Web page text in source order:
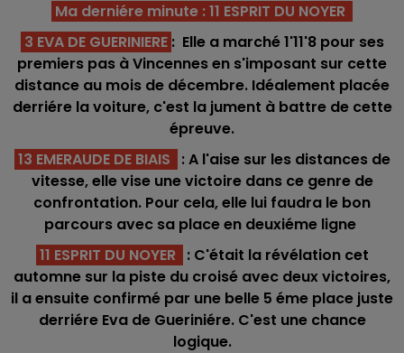
Ma derniére minute : 11 ESPRIT DU NOYER
3 EVA DE GUERINIERE : Elle a marché 1'11'8 pour ses
premiers pas à Vincennes en s'imposant sur cette
distance au mois de décembre. Idéalement placée
derriére la voiture, c'est la jument à battre de cette
épreuve.
13 EMERAUDE DE BIAIS
: A l'aise sur les distances de
vitesse, elle vise une victoire dans ce genre de
confrontation. Pour cela, elle lui faudra le bon
parcours avec sa place en deuxiéme ligne
11 ESPRIT DU NOYER : C'était la révélation cet
automne sur la piste du croisé avec deux victoires,
il a ensuite confirmé par une belle 5 éme place juste
derriére Eva de Gueriniére. C'est une chance
logique.